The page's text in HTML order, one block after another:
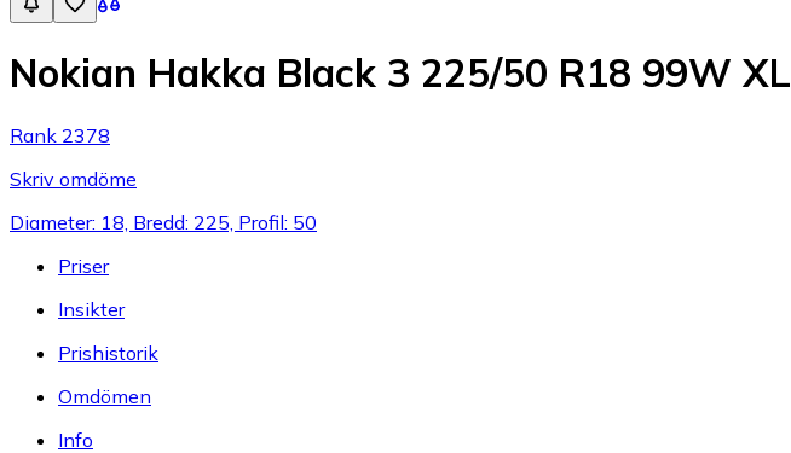
Nokian Hakka Black 3 225/50 R18 99W XL
Rank 2378
Skriv omdöme
Diameter: 18, Bredd: 225, Profil: 50
Priser
Insikter
Prishistorik
Omdömen
Info